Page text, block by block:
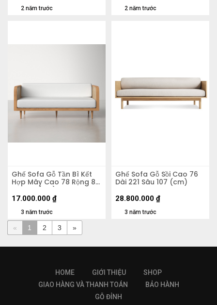
2 năm trước 2 năm trước
Ghế Sofa Gỗ Tần Bì Kết
Hợp Mây Cao 78 Rộng 83
Dài 190 (cm)
3 năm trước
17.000.000 ₫
Ghế Sofa Gỗ Sồi Cao 76
Dài 221 Sâu 107 (cm)
3 năm trước
28.800.000 ₫
« 1 2 3 »
HOME GIỚI THIỆU
SHOP
GIAO HÀNG VÀ THANH TOÁN
BẢO HÀNH
GỖ ĐỈNH